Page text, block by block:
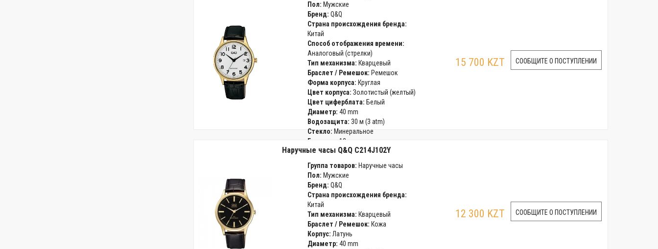
Пол: Мужские
Бренд: Q&Q
Страна происхождения бренда:
Китай
Способ отображения времени:
Аналоговый (стрелки)
Тип механизма: Кварцевый
Браслет / Ремешок: Ремешок
Форма корпуса: Круглая
Цвет корпуса: Золотистый (желтый)
Цвет циферблата: Белый
Диаметр: 40 mm
Водозащита: 30 м (3 atm)
Стекло: Минеральное
Гарантия:
12 месяцев
15 700 KZT СООБЩИТЕ О ПОСТУПЛЕНИИ
Наручные часы Q&Q C214J102Y
Группа товаров: Наручные часы
Пол: Мужские
Бренд: Q&Q
Страна происхождения бренда:
Китай
Тип механизма: Кварцевый
Браслет / Ремешок: Кожа
Корпус: Латунь
Диаметр: 40 mm
12 300 KZT СООБЩИТЕ О ПОСТУПЛЕНИИ